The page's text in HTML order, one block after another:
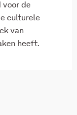
voor de
culturele
van
heeft.